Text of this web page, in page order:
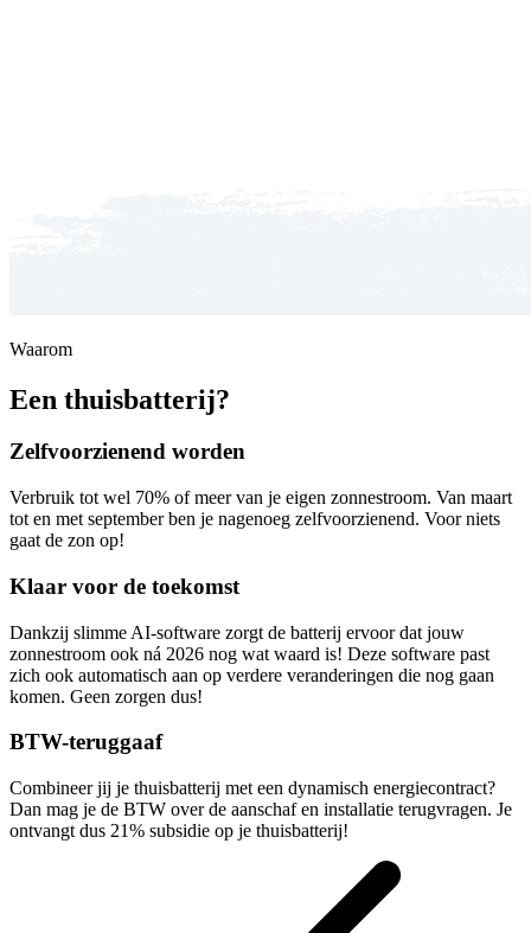
Waarom
Een thuisbatterij?
Zelfvoorzienend worden
Verbruik tot wel 70% of meer van je eigen zonnestroom. Van maart
tot en met september ben je nagenoeg zelfvoorzienend. Voor niets
gaat de zon op!
Klaar voor de toekomst
Dankzij slimme AI-software zorgt de batterij ervoor dat jouw
zonnestroom ook ná 2026 nog wat waard is! Deze software past
zich ook automatisch aan op verdere veranderingen die nog gaan
komen. Geen zorgen dus!
BTW-teruggaaf
Combineer jij je thuisbatterij met een dynamisch energiecontract?
Dan mag je de BTW over de aanschaf en installatie terugvragen. Je
ontvangt dus 21% subsidie op je thuisbatterij!